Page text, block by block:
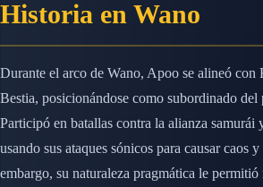
Historia en Wano
Durante el arco de Wano, Apoo se alineó con
Bestia, posicionándose como subordinado del
Participó en batallas contra la alianza samurái
usando sus ataques sónicos para causar caos
embargo, su naturaleza pragmática le